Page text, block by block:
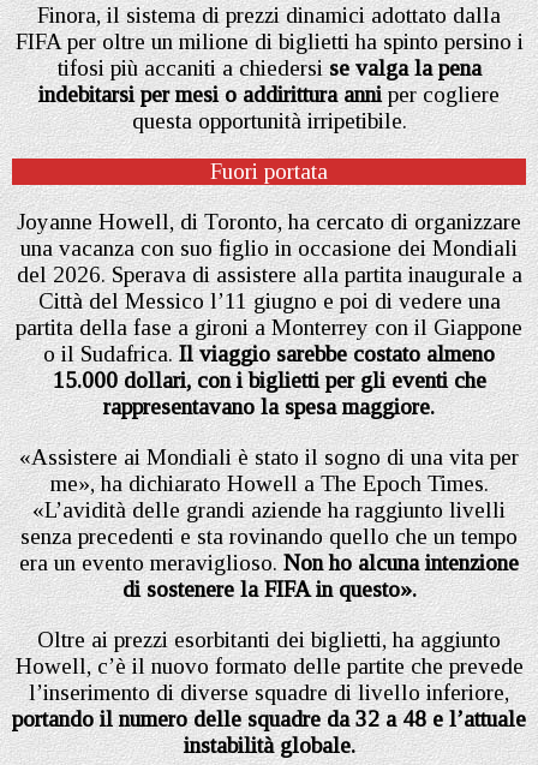
Finora, il sistema di prezzi dinamici adottato dalla
FIFA per oltre un milione di biglietti ha spinto persino i
tifosi più accaniti a chiedersise valga la pena
indebitarsi per mesi o addirittura anniper cogliere
questa opportunità irripetibile.
Fuori portata
Joyanne Howell, di Toronto, ha cercato di organizzare
una vacanza con suo figlio in occasione dei Mondiali
del 2026. Sperava di assistere alla partita inaugurale a
Città del Messico l’11 giugno e poi di vedere una
partita della fase a gironi a Monterrey con il Giappone
o il Sudafrica.Il viaggio sarebbe costato almeno
15.000 dollari, con i biglietti per gli eventi che
rappresentavano la spesa maggiore.
«Assistere ai Mondiali è stato il sogno di una vita per
me», ha dichiarato Howell a The Epoch Times.
«L’avidità delle grandi aziende ha raggiunto livelli
senza precedenti e sta rovinando quello che un tempo
era un evento meraviglioso.Non ho alcuna intenzione
di sostenere la FIFA in questo».
Oltre ai prezzi esorbitanti dei biglietti, ha aggiunto
Howell, c’è il nuovo formato delle partite che prevede
l’inserimento di diverse squadre di livello inferiore,
portando il numero delle squadre da 32 a 48 e l’attuale
instabilità globale.